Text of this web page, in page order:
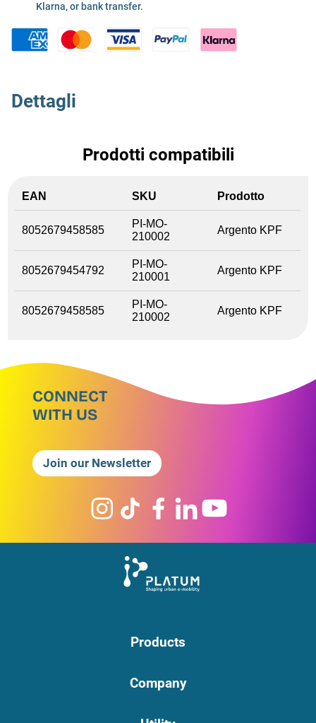
Klarna, or bank transfer.
Dettagli
Prodotti compatibili
EAN SKU Prodotto
8052679458585
PI-MO-
210002
Argento KPF
8052679454792
PI-MO-
210001
Argento KPF
8052679458585
PI-MO-
210002
Argento KPF
CONNECT
WITH US
Join our Newsletter
Products
Company